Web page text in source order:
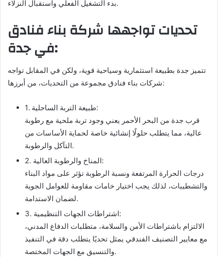
بدء التشغيل الفعلي واستقبال النزلاء.
تحديات تواجهها شركة بناء فنادق
في جدة:
تتميز جدة بطبيعة استثمارية وسياحية قوية، ولكن في المقابل تواجه
شركات بناء فنادق مجموعة من التحديات، من أبرزها:
1. طبيعة التربة الساحلية:
قرب جدة من البحر الأحمر يعني وجود تربة ملحية مع رطوبة
عالية، مما يتطلب حلولًا إنشائية خاصة لحماية الأساسات من
التآكل والرطوبة.
2. المناخ والرطوبة العالية:
درجات الحرارة المرتفعة ونسبة الرطوبة تؤثر على مواد البناء
والتشطيبات، لذلك يجب اختيار خامات مقاومة للعوامل الجوية
لضمان الاستدامة.
3. اشتراطات الجهات التنظيمية:
الالتزام باشتراطات الأمن والسلامة، متطلبات الدفاع المدني،
مع معايير التصنيف الفندقي يمثل تحديًا يتطلب دقة في التنفيذ
والتنسيق مع الجهات المختصة.